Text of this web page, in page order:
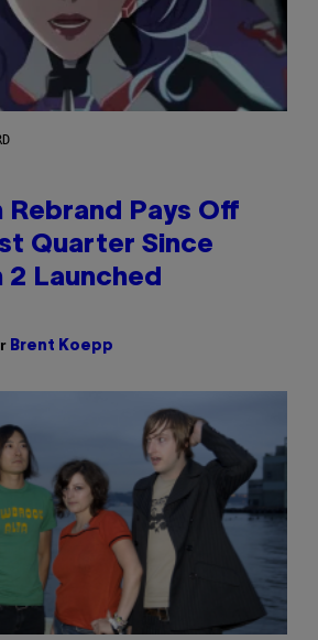
Pays Off
Quarter Since
Launched
Brent Koepp